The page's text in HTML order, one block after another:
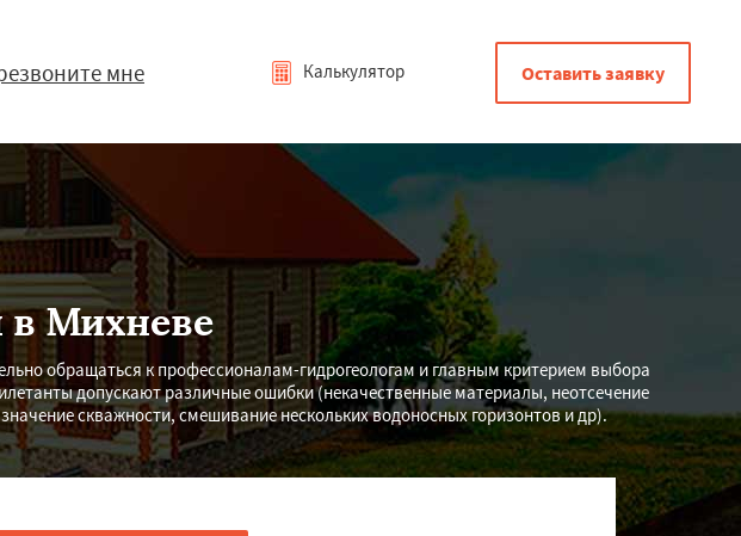
мне Калькулятор Оставить заявку
в Михневе
обращаться к профессионалам-гидрогеологам и главным критерием выбора
допускают различные ошибки (некачественные материалы, неотсечение
скважности, смешивание нескольких водоносных горизонтов и др).